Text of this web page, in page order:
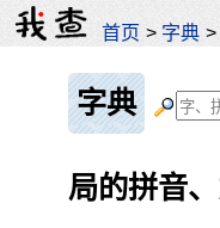
首页 > 字典
字典
局的拼音